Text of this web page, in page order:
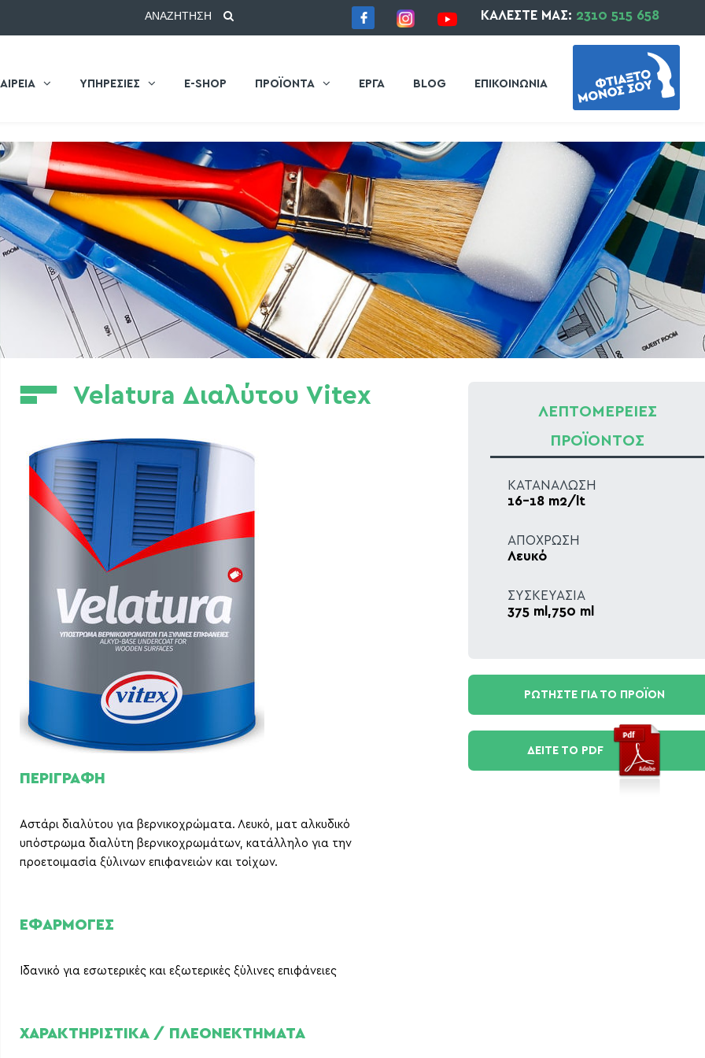
ΚΑΛΕΣΤΕ ΜΑΣ: 2310 515 658
ΑΝΑΖΗΤΗΣΗ
ΥΠΗΡΕΣΙΕΣ E-SHOP ΠΡΟΪΟΝΤΑ ΕΡΓΑ BLOG ΕΠΙΚΟΙΝΩΝΙΑ
Velatura Διαλύτου Vitex
ΠΕΡΙΓΡΑΦΗ
Αστάρι διαλύτου για βερνικοχρώματα. Λευκό, ματ αλκυδικό
υπόστρωμα διαλύτη βερνικοχρωμάτων, κατάλληλο για την
προετοιμασία ξύλινων επιφανειών και τοίχων.
ΕΦΑΡΜΟΓΕΣ
Ιδανικό για εσωτερικές και εξωτερικές ξύλινες επιφάνειες
ΧΑΡΑΚΤΗΡΙΣΤΙΚΑ / ΠΛΕΟΝΕΚΤΗΜΑΤΑ
ΛΕΠΤΟΜΕΡΕΙΕΣ
ΠΡΟΪΟΝΤΟΣ
ΚΑΤΑΝΑΛΩΣΗ
16-18 m2/lt
ΑΠΟΧΡΩΣΗ
Λευκό
ΣΥΣΚΕΥΑΣΙΑ
375 ml,750 ml
ΡΩΤΗΣΤΕ ΓΙΑ ΤΟ ΠΡΟΪΟΝ
ΔΕΙΤΕ ΤΟ PDF